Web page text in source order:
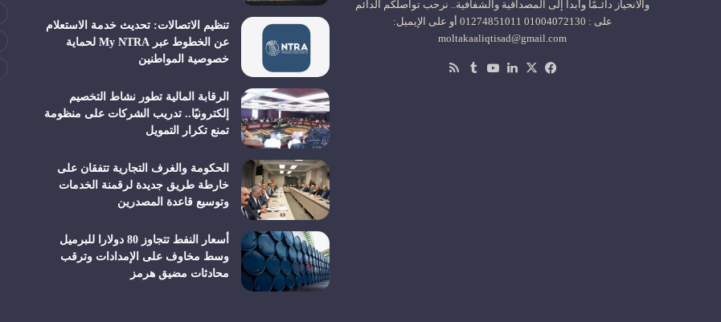
والانحياز دائـمًا وأبداً إلى المصداقية والشفافية.. نرحب تواصلكم الدائم
على : 01004072130 01274851011 أو على الإيميل:
moltakaaliqtisad@gmail.com
فيسبوك
‫X لينكدإن‫YouTube
تنظيم الاتصالات: تحديث خدمة الاستعلام
عن الخطوط عبر My NTRA لحماية
خصوصية المواطنين
الرقابة المالية تطور نشاط التخصيم
إلكترونيًا.. تدريب الشركات على منظومة
تمنع تكرار التمويل
الحكومة والغرف التجارية تتفقان على
خارطة طريق جديدة لرقمنة الخدمات
وتوسيع قاعدة المصدرين
أسعار النفط تتجاوز 80 دولارا للبرميل
وسط مخاوف على الإمدادات وترقب
محادثات مضيق هرمز